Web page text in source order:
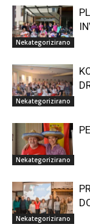
Nekategorizirano
Nekategorizirano
Nekategorizirano
Nekategorizirano